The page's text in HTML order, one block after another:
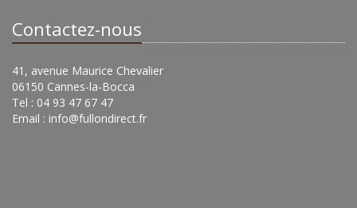
Contactez-nous
41, avenue Maurice Chevalier
06150 Cannes-la-Bocca
Tel : 04 93 47 67 47
Email : info@fullondirect.fr